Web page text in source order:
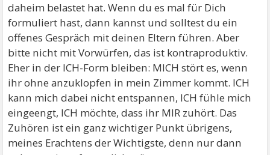
daheim belastet hat. Wenn du es mal für Dich
formuliert hast, dann kannst und solltest du ein
offenes Gespräch mit deinen Eltern führen. Aber
bitte nicht mit Vorwürfen, das ist kontraproduktiv.
Eher in der ICH-Form bleiben: MICH stört es, wenn
ihr ohne anzuklopfen in mein Zimmer kommt. ICH
kann mich dabei nicht entspannen, ICH fühle mich
eingeengt, ICH möchte, dass ihr MIR zuhört. Das
Zuhören ist ein ganz wichtiger Punkt übrigens,
meines Erachtens der Wichtigste, denn nur dann